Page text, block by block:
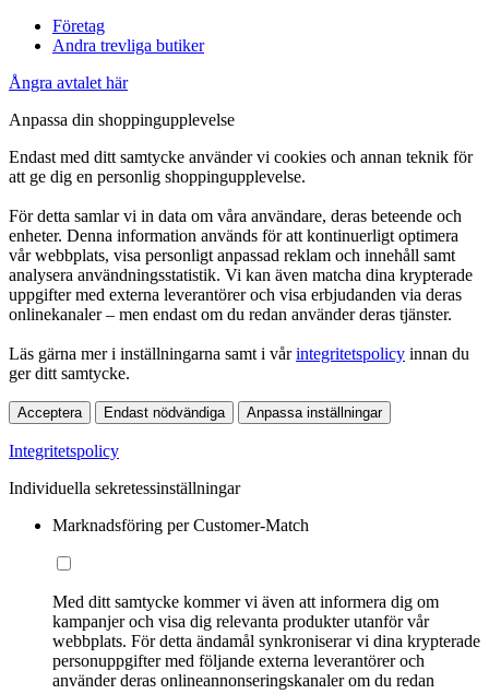
Företag
Andra trevliga butiker
Ångra avtalet här
Anpassa din shoppingupplevelse
Endast med ditt samtycke använder vi cookies och annan teknik för
att ge dig en personlig shoppingupplevelse.
För detta samlar vi in data om våra användare, deras beteende och
enheter. Denna information används för att kontinuerligt optimera
vår webbplats, visa personligt anpassad reklam och innehåll samt
analysera användningsstatistik. Vi kan även matcha dina krypterade
uppgifter med externa leverantörer och visa erbjudanden via deras
onlinekanaler – men endast om du redan använder deras tjänster.
Läs gärna mer i inställningarna samt i vårintegritetspolicy innan du
ger ditt samtycke.
Acceptera Endast nödvändiga Anpassa inställningar
Integritetspolicy
Individuella sekretessinställningar
Marknadsföring per Customer-Match
Med ditt samtycke kommer vi även att informera dig om
kampanjer och visa dig relevanta produkter utanför vår
webbplats. För detta ändamål synkroniserar vi dina krypterade
personuppgifter med följande externa leverantörer och
använder deras onlineannonseringskanaler om du redan